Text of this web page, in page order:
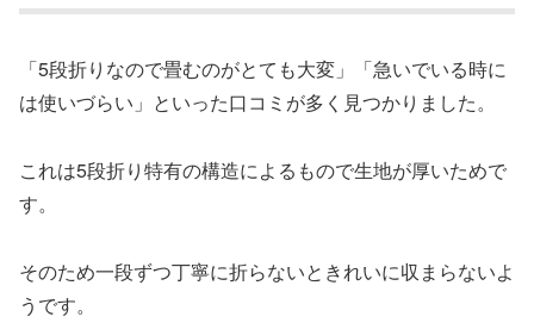
「5段折りなので畳むのがとても大変」「急いでいる時に
は使いづらい」といった口コミが多く見つかりました。
これは5段折り特有の構造によるもので生地が厚いためで
す。
そのため一段ずつ丁寧に折らないときれいに収まらないよ
うです。